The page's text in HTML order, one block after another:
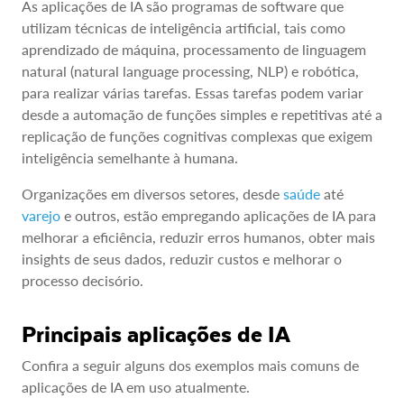
As aplicações de IA são programas de software que
utilizam técnicas de inteligência artificial, tais como
aprendizado de máquina, processamento de linguagem
natural (natural language processing, NLP) e robótica,
para realizar várias tarefas. Essas tarefas podem variar
desde a automação de funções simples e repetitivas até a
replicação de funções cognitivas complexas que exigem
inteligência semelhante à humana.
Organizações em diversos setores, desde saúde até
varejo e outros, estão empregando aplicações de IA para
melhorar a eficiência, reduzir erros humanos, obter mais
insights de seus dados, reduzir custos e melhorar o
processo decisório.
Principais aplicações de IA
Confira a seguir alguns dos exemplos mais comuns de
aplicações de IA em uso atualmente.